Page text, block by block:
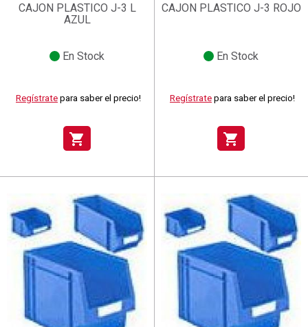
CAJON PLASTICO J-3 L
AZUL
En Stock
Regístrate para saber el precio!
shopping_cart
CAJON PLASTICO J-3 ROJO
En Stock
Regístrate para saber el precio!
shopping_cart